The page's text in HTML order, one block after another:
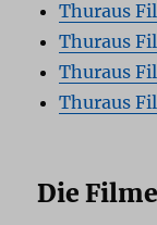
Thuraus
Thuraus
Thuraus
Thuraus
Die Filme